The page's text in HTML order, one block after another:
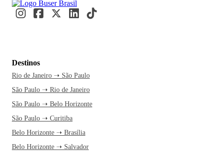
Destinos
Rio de Janeiro ➝ São Paulo
São Paulo ➝ Rio de Janeiro
São Paulo ➝ Belo Horizonte
São Paulo ➝ Curitiba
Belo Horizonte ➝ Brasília
Belo Horizonte ➝ Salvador